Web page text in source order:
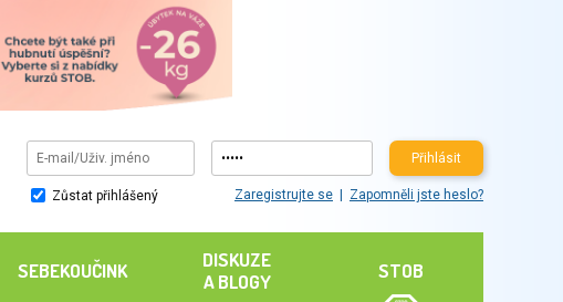
Přihlásit
Zůstat přihlášený Zaregistrujte se Zapomněli jste heslo?
SEBEKOUČINK
DISKUZE
A BLOGY
STOB